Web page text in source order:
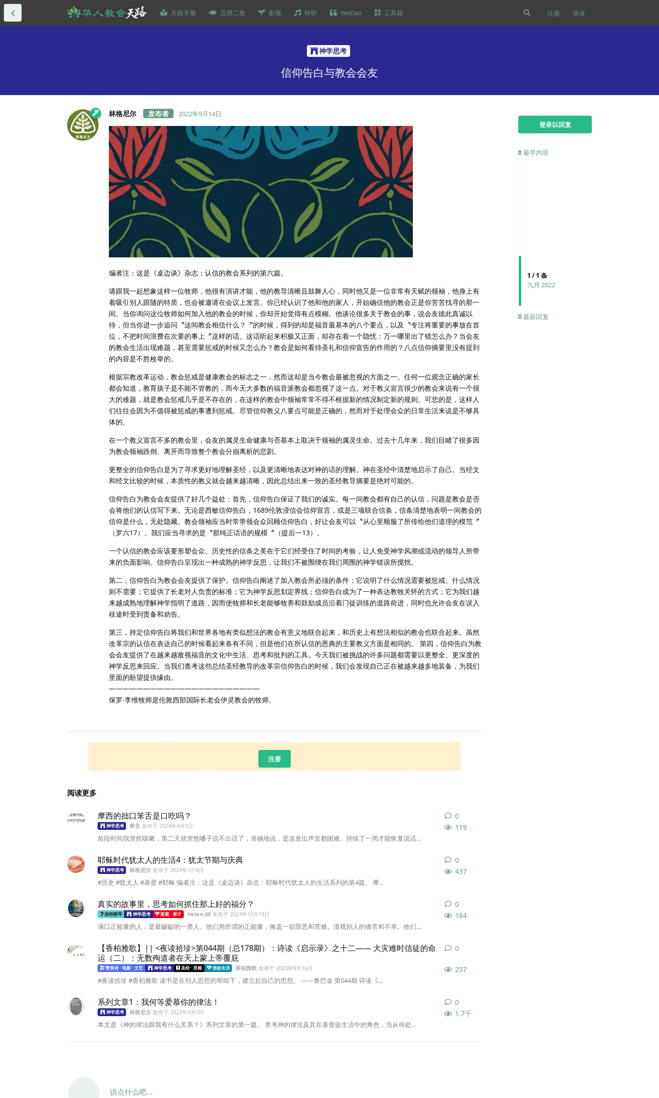
天路手册 五饼二鱼 影视 聆听 YeeDao 工具箱 注册 登录
神学思考
信仰告白与教会会友
登录以回复
最早内容
1 /1 条
九月 2022
最新回复
林格尼尔 2022年9月14日
编者注：这是《桌边谈》杂志：认信的教会系列的第六篇。
请跟我一起想象这样一位牧师，他很有演讲才能，他的教导清晰且鼓舞人心，同时他又是一位非常有天赋的领袖，他身上有
着吸引别人跟随的特质，也会被邀请在会议上发言。你已经认识了他和他的家人，开始确信他的教会正是你苦苦找寻的那一
间。当你询问这位牧师如何加入他的教会的时候，你却开始觉得有点模糊。他谈论很多关于教会的事，说会友彼此真诚以
待，但当你进一步追问〝这间教会相信什么？〞的时候，得到的却是福音最基本的八个要点，以及〝专注将重要的事放在首
位，不把时间浪费在次要的事上〞这样的话。这话听起来积极又正面，却存在着一个隐忧：万一哪里出了错怎么办？当会友
的教会生活出现难题，甚至需要惩戒的时候又怎么办？教会是如何看待圣礼和信仰宣告的作用的？八点信仰摘要里没有提到
的内容是不胜枚举的。
根据宗教改革运动，教会惩戒是健康教会的标志之一，然而这却是当今教会最被忽视的方面之一。任何一位观念正确的家长
都会知道，教育孩子是不能不管教的，而今天大多数的福音派教会都忽视了这一点。对于教义宣言很少的教会来说有一个很
大的难题，就是教会惩戒几乎是不存在的，在这样的教会中领袖常常不得不根据新的情况制定新的规则。可悲的是，这样人
们往往会因为不值得被惩戒的事遭到惩戒。尽管信仰教义八要点可能是正确的，然而对于处理会众的日常生活来说是不够具
体的。
在一个教义宣言不多的教会里，会友的属灵生命健康与否基本上取决于领袖的属灵生命。过去十几年来，我们目睹了很多因
为教会领袖跌倒、离开而导致整个教会分崩离析的悲剧。
更整全的信仰告白是为了寻求更好地理解圣经，以及更清晰地表达对神的话的理解。神在圣经中清楚地启示了自己。当经文
和经文比较的时候，本质性的教义就会越来越清晰，因此总结出来一致的圣经教导摘要是绝对可能的。
信仰告白为教会会友提供了好几个益处：首先，信仰告白保证了我们的诚实。每一间教会都有自己的认信，问题是教会是否
会将他们的认信写下来。无论是西敏信仰告白，1689伦敦浸信会信仰宣言，或是三项联合信条，信条清楚地表明一间教会的
信仰是什么，无处隐藏。教会领袖应当时常带领会众回顾信仰告白，好让会友可以〝从心里顺服了所传给他们道理的模范〞
（罗六17）。我们应当寻求的是〝那纯正话语的规模〞（提后一13）。
一个认信的教会应该要形塑会众。历史性的信条之美在于它们经受住了时间的考验，让人免受神学风潮或流动的领导人所带
来的负面影响。信仰告白呈现出一种成熟的神学反思，让我们不被围绕在我们周围的神学错误所搅扰。
第二，信仰告白为教会会友提供了保护。信仰告白阐述了加入教会所必须的条件；它说明了什么情况需要被惩戒、什么情况
则不需要；它提供了长老对人负责的标准；它为神学反思划定界线；信仰告白成为了一种表达教牧关怀的方式；它为我们越
来越成熟地理解神学指明了道路，因而使牧师和长老能够牧养和鼓励成员沿着门徒训练的道路前进，同时也允许会友在误入
歧途时受到责备和劝告。
第三，持定信仰告白将我们和世界各地有类似想法的教会有意义地联合起来，和历史上有想法相似的教会也联合起来。虽然
改革宗的认信在表达自己的时候看起来各有不同，但是他们在所认信的恩典的主要教义方面是相同的。 第四，信仰告白为教
会会友提供了在越来越敌视福音的文化中生活、思考和批判的工具。今天我们被挑战的许多问题都需要以更整全、更深度的
神学反思来回应。当我们查考这些总结圣经教导的改革宗信仰告白的时候，我们会发现自己正在被越来越多地装备，为我们
里面的盼望提供缘由。
——————————————————————
保罗‧李维牧师是伦敦西部国际长老会伊灵教会的牧师。
注册
阅读更多
摩西的拙口笨舌是口吃吗？
神学思考 希言 发布于2024年4月5日 119
前段时间我突然咳嗽，第二天就突然嗓子说不出话了，准确地说，是连发出声音都困难。持续了一周才能恢复说话...
0
耶稣时代犹太人的生活4：犹太节期与庆典
神学思考 林格尼尔 发布于2024年1月8日 437
#历史 #犹太人 #基督 #耶稣 编者注：这是《桌边谈》杂志：耶稣时代犹太人的生活系列的第4篇。 摩...
0
真实的故事里，思考如何抓住那上好的福分？
信仰探寻 神学思考 家庭 · 亲子 Helen-68 发布于2023年10月18日 184
满口正能量的人，是最龌龊的一类人。他们用所谓的正能量，掩盖一切罪恶和苦难。漠视别人的痛苦和不幸。他们...
0
【香柏雅歌】|| <夜读拾珍>第044期（总178期）：诗读《启示录》之十二—— 大灾难时信徒的命
运（二）：无数殉道者在天上蒙上帝覆庇
赞美诗 · 电影 · 文艺 神学思考 圣经 · 灵粮 信徒生活 香柏雅歌 发布于2023年9月16日 257
#夜读拾珍 #香柏雅歌 读书是在别人思想的帮助下，建立起自己的思想。 ——鲁巴金 第044期 诗读《...
0
系列文章1：我何等爱慕你的律法！
神学思考 林格尼尔 发布于2023年9月7日 1.7千
本文是《神的律法跟我有什么关系？》系列文章的第一篇。 查考神的律法及其在基督徒生活中的角色，当从何处...
0
说点什么吧...